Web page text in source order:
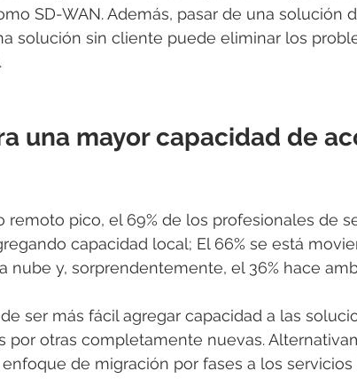
SD-WAN. Además, pasar de una solución
solución sin cliente puede eliminar los
una mayor capacidad de
remoto pico, el 69% de los profesionales de
capacidad local; El 66% se está
nube y, sorprendentemente, el 36% hace
ser más fácil agregar capacidad a las
por otras completamente nuevas.
de migración por fases a los servicios